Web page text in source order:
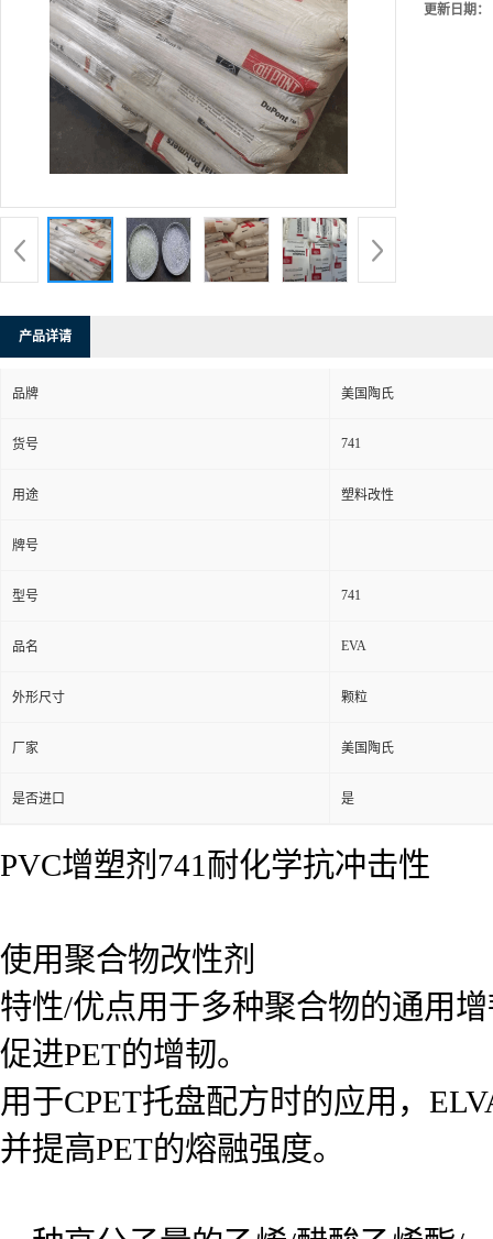
更新日期：
产品详请
品牌 美国陶氏
货号 741
用途 塑料改性
牌号
型号 741
品名 EVA
外形尺寸 颗粒
厂家 美国陶氏
是否进口 是
PVC增塑剂741耐化学抗冲击性
使用聚合物改性剂
特性/优点用于多种聚合物的通用
促进PET的增韧。
用于CPET托盘配方时的应用，
并提高PET的熔融强度。